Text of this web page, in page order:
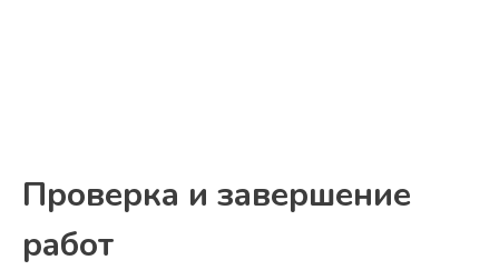
Проверка и завершение
работ